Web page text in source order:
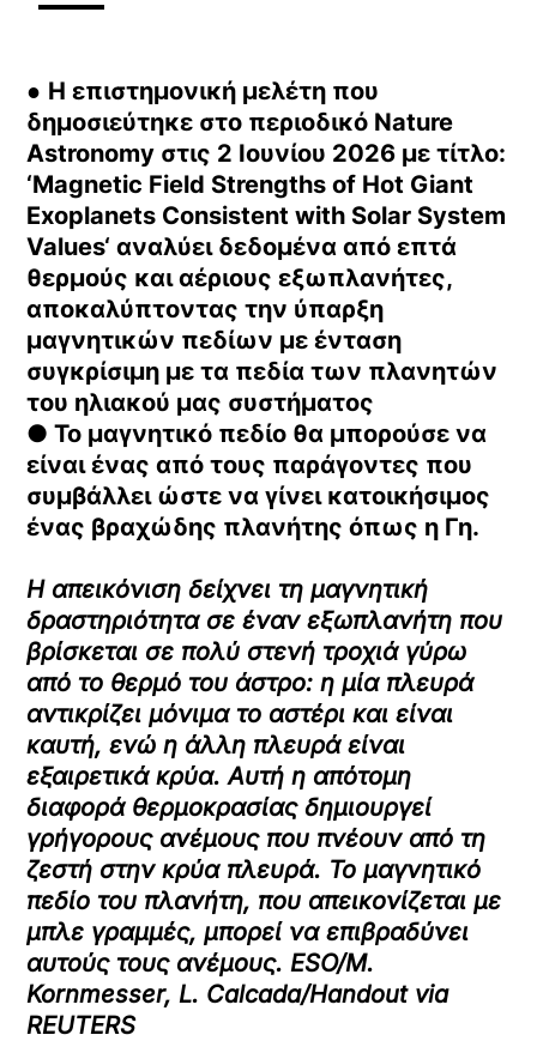
● H επιστημονική μελέτη που
δημοσιεύτηκε στο περιοδικό Nature
Astronomy στις 2 Ιουνίου 2026 με τίτλο:
‘Magnetic Field Strengths of Hot Giant
Exoplanets Consistent with Solar System
Values‘ αναλύει δεδομένα από επτά
θερμούς και αέριους εξωπλανήτες,
αποκαλύπτοντας την ύπαρξη
μαγνητικών πεδίων με ένταση
συγκρίσιμη με τα πεδία των πλανητών
του ηλιακού μας συστήματος
● Το μαγνητικό πεδίο θα μπορούσε να
είναι ένας από τους παράγοντες που
συμβάλλει ώστε να γίνει κατοικήσιμος
ένας βραχώδης πλανήτης όπως η Γη.
Η απεικόνιση δείχνει τη μαγνητική
δραστηριότητα σε έναν εξωπλανήτη που
βρίσκεται σε πολύ στενή τροχιά γύρω
από το θερμό του άστρο: η μία πλευρά
αντικρίζει μόνιμα το αστέρι και είναι
καυτή, ενώ η άλλη πλευρά είναι
εξαιρετικά κρύα. Αυτή η απότομη
διαφορά θερμοκρασίας δημιουργεί
γρήγορους ανέμους που πνέουν από τη
ζεστή στην κρύα πλευρά. Το μαγνητικό
πεδίο του πλανήτη, που απεικονίζεται με
μπλε γραμμές, μπορεί να επιβραδύνει
αυτούς τους ανέμους. ESO/M.
Kornmesser, L. Calcada/Handout via
REUTERS